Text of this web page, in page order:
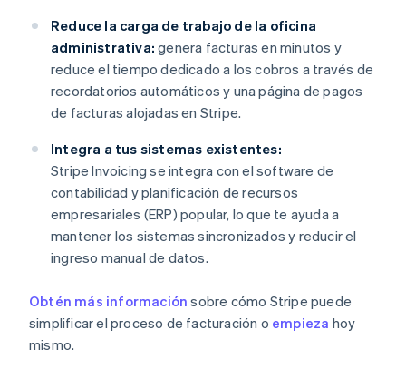
Reduce la carga de trabajo de la oficina
administrativa: genera facturas en minutos y
reduce el tiempo dedicado a los cobros a través de
recordatorios automáticos y una página de pagos
de facturas alojadas en Stripe.
Integra a tus sistemas existentes:
Stripe Invoicing se integra con el software de
contabilidad y planificación de recursos
empresariales (ERP) popular, lo que te ayuda a
mantener los sistemas sincronizados y reducir el
ingreso manual de datos.
Obtén más información sobre cómo Stripe puede
simplificar el proceso de facturación o empieza hoy
mismo.